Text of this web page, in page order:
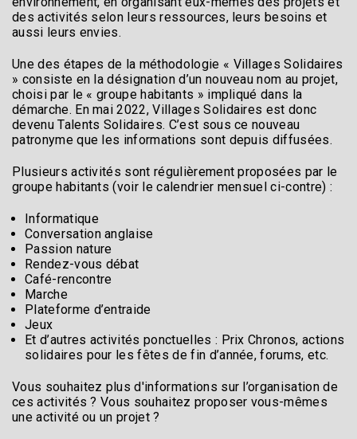
des activités selon leurs ressources, leurs besoins et
aussi leurs envies.
Une des étapes de la méthodologie « Villages Solidaires
» consiste en la désignation d’un nouveau nom au projet,
choisi par le « groupe habitants » impliqué dans la
démarche. En mai 2022, Villages Solidaires est donc
devenu Talents Solidaires. C’est sous ce nouveau
patronyme que les informations sont depuis diffusées.
Plusieurs activités sont régulièrement proposées par le
groupe habitants (voir le calendrier mensuel ci-contre) :
Informatique
Conversation anglaise
Passion nature
Rendez-vous débat
Café-rencontre
Marche
Plateforme d’entraide
Jeux
Et d’autres activités ponctuelles : Prix Chronos, actions
solidaires pour les fêtes de fin d’année, forums, etc.
Vous souhaitez plus d'informations sur l’organisation de
ces activités ? Vous souhaitez proposer vous-mêmes
une activité ou un projet ?